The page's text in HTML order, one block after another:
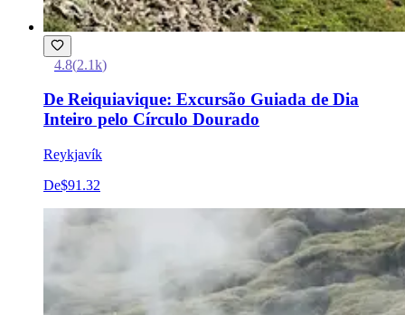
4.8(2.1k)
De Reiquiavique: Excursão Guiada de Dia
Inteiro pelo Círculo Dourado
Reykjavík
De$91.32